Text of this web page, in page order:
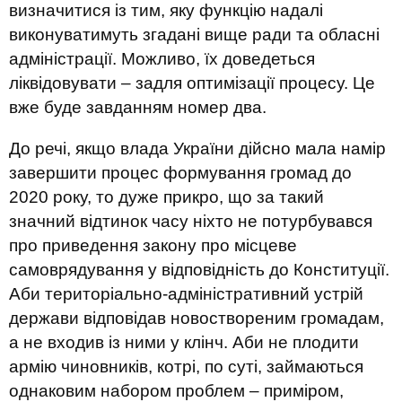
визначитися із тим, яку функцію надалі
виконуватимуть згадані вище ради та обласні
адміністрації. Можливо, їх доведеться
ліквідовувати – задля оптимізації процесу. Це
вже буде завданням номер два.
До речі, якщо влада України дійсно мала намір
завершити процес формування громад до
2020 року, то дуже прикро, що за такий
значний відтинок часу ніхто не потурбувався
про приведення закону про місцеве
самоврядування у відповідність до Конституції.
Аби територіально-адміністративний устрій
держави відповідав новоствореним громадам,
а не входив із ними у клінч. Аби не плодити
армію чиновників, котрі, по суті, займаються
однаковим набором проблем – приміром,